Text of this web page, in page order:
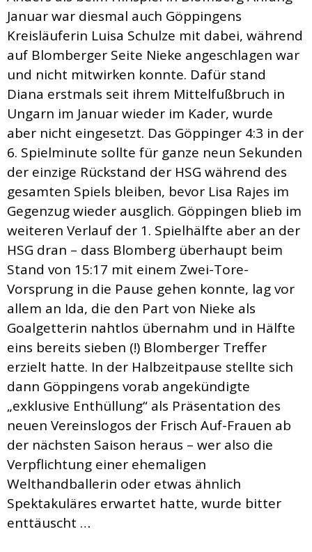
Januar war diesmal auch Göppingens
Kreisläuferin Luisa Schulze mit dabei, während
auf Blomberger Seite Nieke angeschlagen war
und nicht mitwirken konnte. Dafür stand
Diana erstmals seit ihrem Mittelfußbruch in
Ungarn im Januar wieder im Kader, wurde
aber nicht eingesetzt. Das Göppinger 4:3 in der
6. Spielminute sollte für ganze neun Sekunden
der einzige Rückstand der HSG während des
gesamten Spiels bleiben, bevor Lisa Rajes im
Gegenzug wieder ausglich. Göppingen blieb im
weiteren Verlauf der 1. Spielhälfte aber an der
HSG dran – dass Blomberg überhaupt beim
Stand von 15:17 mit einem Zwei-Tore-
Vorsprung in die Pause gehen konnte, lag vor
allem an Ida, die den Part von Nieke als
Goalgetterin nahtlos übernahm und in Hälfte
eins bereits sieben (!) Blomberger Treffer
erzielt hatte. In der Halbzeitpause stellte sich
dann Göppingens vorab angekündigte
„exklusive Enthüllung“ als Präsentation des
neuen Vereinslogos der Frisch Auf-Frauen ab
der nächsten Saison heraus – wer also die
Verpflichtung einer ehemaligen
Welthandballerin oder etwas ähnlich
Spektakuläres erwartet hatte, wurde bitter
enttäuscht …